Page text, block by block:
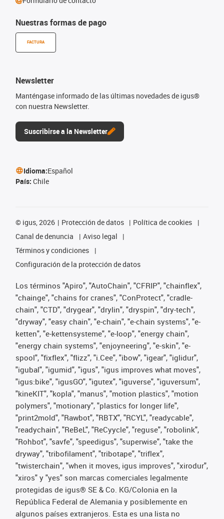
Nuestras formas de pago
FACTURA
Newsletter
Manténgase informado de las últimas novedades de igus®
con nuestra Newsletter.
Suscribirse a la Newsletter
Idioma:Español
País: Chile
© igus, 2026 Protección de datos
Política de cookies
Canal de denuncia
Aviso legal
Términos y condiciones
Configuración de la protección de datos
Los términos "Apiro", "AutoChain", "CFRIP", "chainflex",
"chainge", "chains for cranes", "ConProtect", "cradle-
chain", "CTD", "drygear", "drylin", "dryspin", "dry-tech",
"dryway", "easy chain", "e-chain", "e-chain systems", "e-
ketten", "e-kettensysteme", "e-loop", "energy chain",
"energy chain systems", "enjoyneering", "e-skin", "e-
spool", "fixflex", "flizz", "i.Cee", "ibow", "igear", "iglidur",
"igubal", "igumid", "igus", "igus improves what moves",
"igus:bike", "igusGO", "igutex", "iguverse", "iguversum",
"kineKIT", "kopla", "manus", "motion plastics", "motion
polymers", "motionary", "plastics for longer life",
"print2mold", "Rawbot", "RBTX", "RCYL", "readycable",
"readychain", "ReBeL", "ReCyycle", "reguse", "robolink",
"Rohbot", "savfe", "speedigus", "superwise", "take the
dryway", "tribofilament", "tribotape", "triflex",
"twisterchain", "when it moves, igus improves", "xirodur",
"xiros" y "yes" son marcas comerciales legalmente
protegidas de igus® SE & Co. KG/Colonia en la
República Federal de Alemania y posiblemente en
algunos países extranjeros. Esta es una lista no